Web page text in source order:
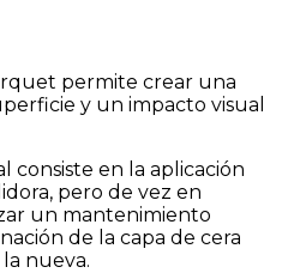
permite crear una
y un impacto visual
consiste en la aplicación
pero de vez en
un mantenimiento
de la capa de cera
nueva.